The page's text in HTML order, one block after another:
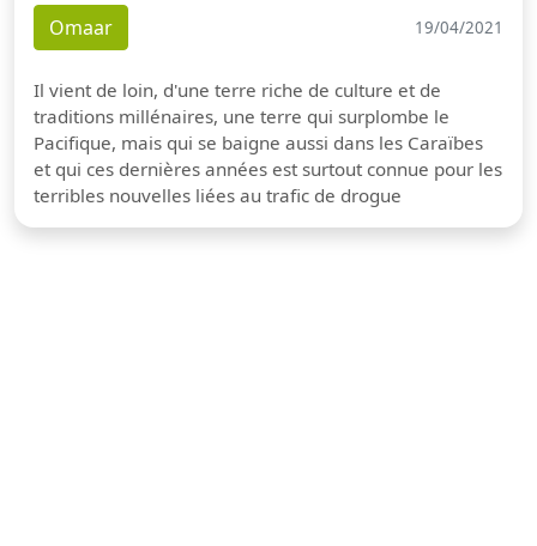
Omaar 19/04/2021
Il vient de loin, d'une terre riche de culture et de
traditions millénaires, une terre qui surplombe le
Pacifique, mais qui se baigne aussi dans les Caraïbes
et qui ces dernières années est surtout connue pour les
terribles nouvelles liées au trafic de drogue